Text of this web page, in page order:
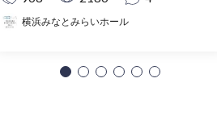
横浜みなとみらいホール